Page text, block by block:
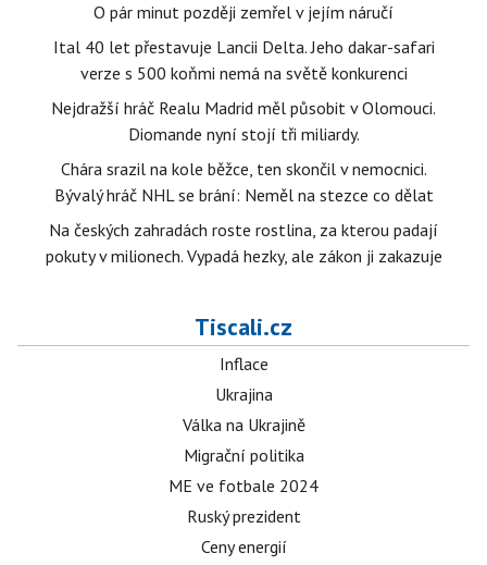
O pár minut později zemřel v jejím náručí
Ital 40 let přestavuje Lancii Delta. Jeho dakar-safari
verze s 500 koňmi nemá na světě konkurenci
Nejdražší hráč Realu Madrid měl působit v Olomouci.
Diomande nyní stojí tři miliardy.
Chára srazil na kole běžce, ten skončil v nemocnici.
Bývalý hráč NHL se brání: Neměl na stezce co dělat
Na českých zahradách roste rostlina, za kterou padají
pokuty v milionech. Vypadá hezky, ale zákon ji zakazuje
Tiscali.cz
Inflace
Ukrajina
Válka na Ukrajině
Migrační politika
ME ve fotbale 2024
Ruský prezident
Ceny energií